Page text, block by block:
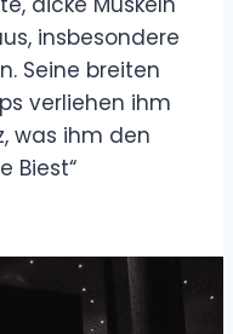
insbesondere
Seine breiten
verliehen ihm
was ihm den
Biest“